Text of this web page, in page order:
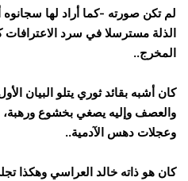
لم تكن صورته -كما أراد لها
الذلة مسترسلا في سرد
المخرج..
كان أشبه بقائد ثوري يتلو البيان
والعصف وإليه يصغي بخشوع ورهبة،
وعجلات دهس الآدمية..
كان هو ذاته خالد العراسي وهكذا